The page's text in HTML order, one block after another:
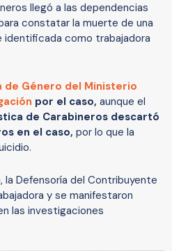
llegó a las dependencias
constatar la muerte de una
identificada como trabajadora
de Género del Ministerio
por el caso, aunque el
de Carabineros descartó
en el caso, por lo que la
Defensoría del Contribuyente
y se manifestaron
las investigaciones